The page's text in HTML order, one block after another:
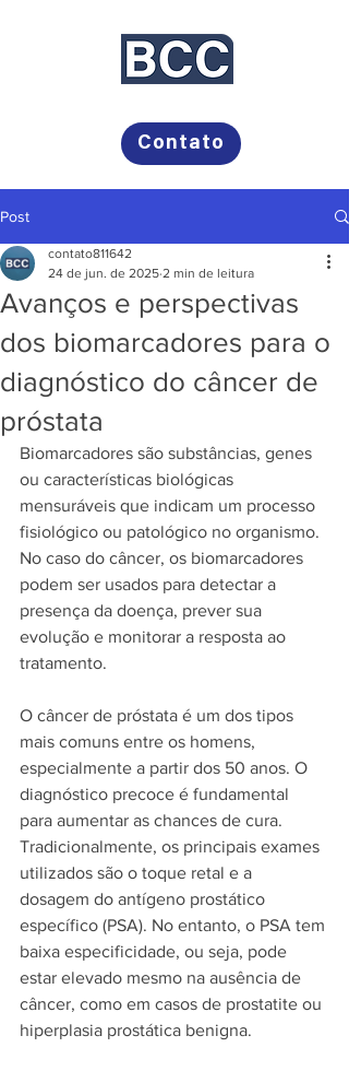
Contato
Post
Avanços e perspectivas
dos biomarcadores para o
diagnóstico do câncer de
próstata
contato811642
24 de jun. de 2025 2 min de leitura
Biomarcadores são substâncias, genes
ou características biológicas
mensuráveis que indicam um processo
fisiológico ou patológico no organismo.
No caso do câncer, os biomarcadores
podem ser usados para detectar a
presença da doença, prever sua
evolução e monitorar a resposta ao
tratamento.
O câncer de próstata é um dos tipos
mais comuns entre os homens,
especialmente a partir dos 50 anos. O
diagnóstico precoce é fundamental
para aumentar as chances de cura.
Tradicionalmente, os principais exames
utilizados são o toque retal e a
dosagem do antígeno prostático
específico (PSA). No entanto, o PSA tem
baixa especificidade, ou seja, pode
estar elevado mesmo na ausência de
câncer, como em casos de prostatite ou
hiperplasia prostática benigna.